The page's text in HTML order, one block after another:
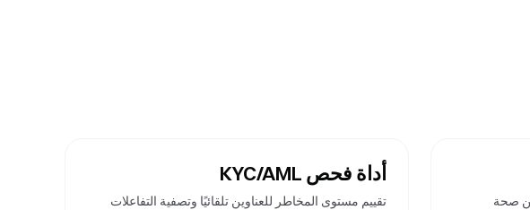
صحة
أداة فحص KYC/AML
تقييم مستوى المخاطر للعناوين تلقائيًا وتصفية التفاعلات